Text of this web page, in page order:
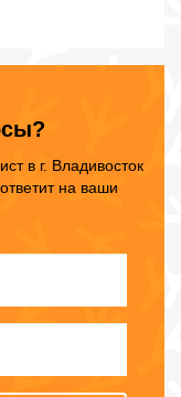
в г. Владивосток
на ваши